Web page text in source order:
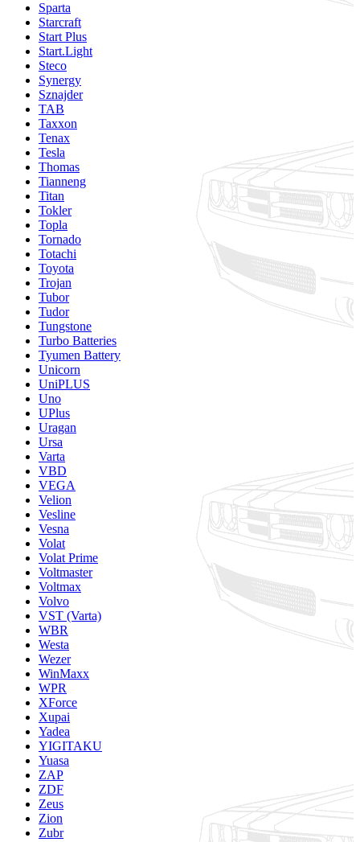
Sparta
Starcraft
Start Plus
Start.Light
Steco
Synergy
Sznajder
TAB
Taxxon
Tenax
Tesla
Thomas
Tianneng
Titan
Tokler
Topla
Tornado
Totachi
Toyota
Trojan
Tubor
Tudor
Tungstone
Turbo Batteries
Tyumen Battery
Unicorn
UniPLUS
Uno
UPlus
Uragan
Ursa
Varta
VBD
VEGA
Velion
Vesline
Vesna
Volat
Volat Prime
Voltmaster
Voltmax
Volvo
VST (Varta)
WBR
Westa
Wezer
WinMaxx
WPR
XForce
Xupai
Yadea
YIGITAKU
Yuasa
ZAP
ZDF
Zeus
Zion
Zubr